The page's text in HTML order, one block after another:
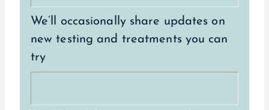
We’ll occasionally share updates on
new testing and treatments you can
try